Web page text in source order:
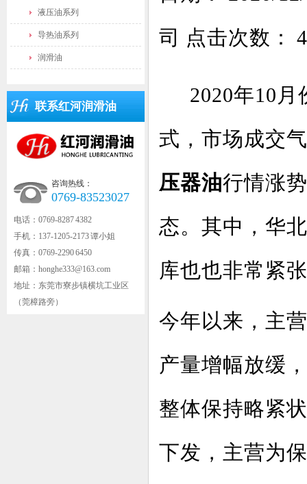
液压油系列
导热油系列
润滑油
联系红河润滑油
咨询热线：
0769-83523027
电话：0769-8287 4382
手机：137-1205-2173 谭小姐
传真：0769-2290 6450
邮箱：honghe333@163.com
地址：东莞市寮步镇横坑工业区
（莞樟路旁）
司 点击次数：
2020年10
式，市场成交
压器油行情涨
态。其中，华
库也也非常紧
今年以来，主
产量增幅放缓
整体保持略紧
下发，主营为